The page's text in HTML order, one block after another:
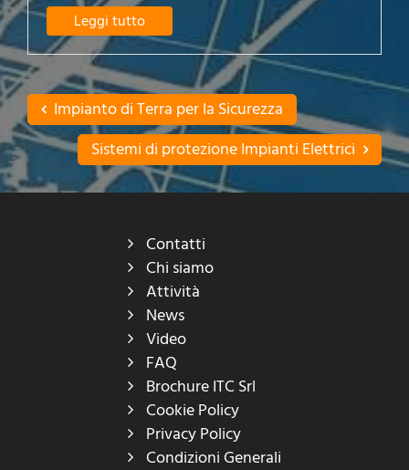
Leggi tutto
Impianto di Terra per la Sicurezza
Sistemi di protezione Impianti Elettrici
Contatti
Chi siamo
Attività
News
Video
FAQ
Brochure ITC Srl
Cookie Policy
Privacy Policy
Condizioni Generali